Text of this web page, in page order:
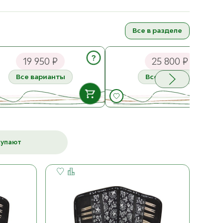
Все в разделе
крючков ETIMO
?
19 950 ₽
Все варианты
Tulip Набор крючков
ETIMO Rose 10 шт
ост. 1
ChiaoGoo Набор съёмных спиц
25 800 ₽
Все варианты